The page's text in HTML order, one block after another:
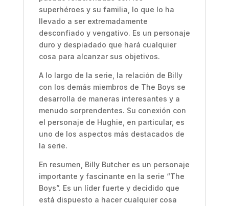
superhéroes y su familia, lo que lo ha
llevado a ser extremadamente
desconfiado y vengativo. Es un personaje
duro y despiadado que hará cualquier
cosa para alcanzar sus objetivos.
A lo largo de la serie, la relación de Billy
con los demás miembros de The Boys se
desarrolla de maneras interesantes y a
menudo sorprendentes. Su conexión con
el personaje de Hughie, en particular, es
uno de los aspectos más destacados de
la serie.
En resumen, Billy Butcher es un personaje
importante y fascinante en la serie “The
Boys”. Es un líder fuerte y decidido que
está dispuesto a hacer cualquier cosa